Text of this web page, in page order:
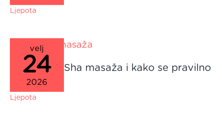
Ljepota
velj
24
2026
Što je Gua Sha masaža i kako se pravilno
izvodi?
Ljepota